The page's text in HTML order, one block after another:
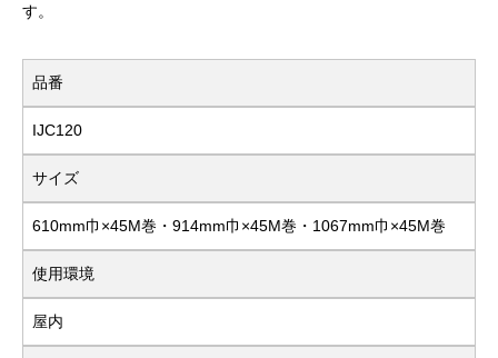
す。
品番
IJC120
サイズ
610mm巾×45M巻・914mm巾×45M巻・1067mm巾×45M巻
使用環境
屋内